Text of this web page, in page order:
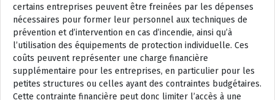
certains entreprises peuvent être freinées par les dépenses
nécessaires pour former leur personnel aux techniques de
prévention et d’intervention en cas d’incendie, ainsi qu’à
l’utilisation des équipements de protection individuelle. Ces
coûts peuvent représenter une charge financière
supplémentaire pour les entreprises, en particulier pour les
petites structures ou celles ayant des contraintes budgétaires.
Cette contrainte financière peut donc limiter l’accès à une